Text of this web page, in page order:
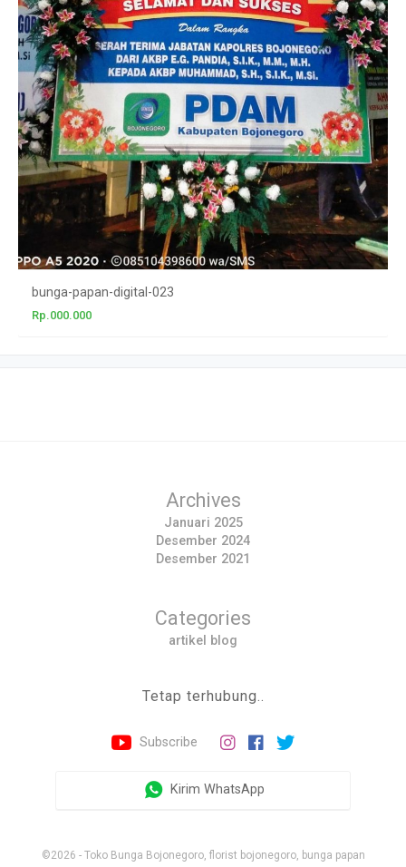
bunga-papan-digital-023
Rp.000.000
Archives
Januari 2025
Desember 2024
Desember 2021
Categories
artikel blog
Tetap terhubung..
Subscribe
Kirim WhatsApp
©2026 - Toko Bunga Bojonegoro, florist bojonegoro, bunga papan